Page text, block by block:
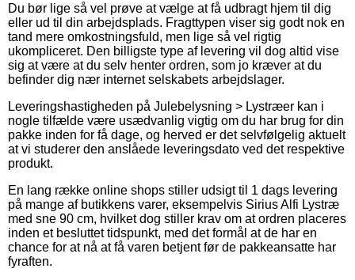
Du bør lige så vel prøve at vælge at få udbragt hjem til dig
eller ud til din arbejdsplads. Fragttypen viser sig godt nok en
tand mere omkostningsfuld, men lige så vel rigtig
ukompliceret. Den billigste type af levering vil dog altid vise
sig at være at du selv henter ordren, som jo kræver at du
befinder dig nær internet selskabets arbejdslager.
Leveringshastigheden på Julebelysning > Lystræer kan i
nogle tilfælde være usædvanlig vigtig om du har brug for din
pakke inden for få dage, og herved er det selvfølgelig aktuelt
at vi studerer den anslåede leveringsdato ved det respektive
produkt.
En lang række online shops stiller udsigt til 1 dags levering
på mange af butikkens varer, eksempelvis Sirius Alfi Lystræ
med sne 90 cm, hvilket dog stiller krav om at ordren placeres
inden et besluttet tidspunkt, med det formål at de har en
chance for at nå at få varen betjent før de pakkeansatte har
fyraften.